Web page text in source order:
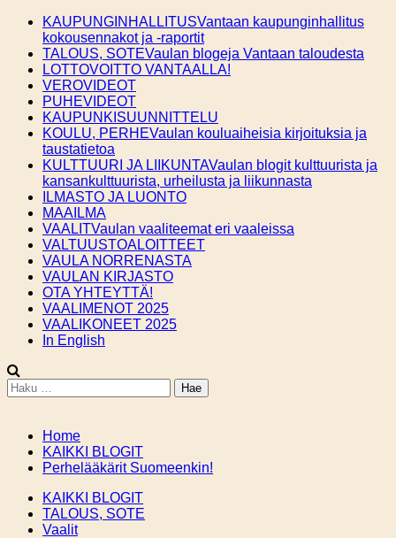
Skip
content
KAUPUNGINHALLITUSVantaan kaupunginhallitus
kokousennakot ja -raportit
TALOUS, SOTEVaulan blogeja Vantaan taloudesta
LOTTOVOITTO VANTAALLA!
VEROVIDEOT
PUHEVIDEOT
KAUPUNKISUUNNITTELU
KOULU, PERHEVaulan kouluaiheisia kirjoituksia ja
taustatietoa
KULTTUURI JA LIIKUNTAVaulan blogit kulttuurista ja
kansankulttuurista, urheilusta ja liikunnasta
ILMASTO JA LUONTO
MAAILMA
VAALITVaulan vaaliteemat eri vaaleissa
VALTUUSTOALOITTEET
VAULA NORRENASTA
VAULAN KIRJASTO
OTA YHTEYTTÄ!
VAALIMENOT 2025
VAALIKONEET 2025
In English
Haku:
Home
KAIKKI BLOGIT
Perhelääkärit Suomeenkin!
KAIKKI BLOGIT
TALOUS, SOTE
Vaalit